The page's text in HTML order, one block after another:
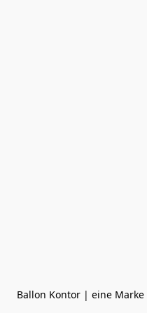
Ballon Kontor | eine